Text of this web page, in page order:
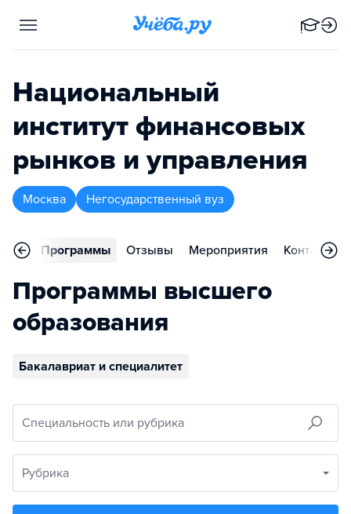
Национальный
институт финансовых
рынков и управления
Москва Негосударственный вуз
Программы Отзывы Мероприятия Контакты
Программы высшего
образования
Бакалавриат и специалитет
Специальность или рубрика
Рубрика